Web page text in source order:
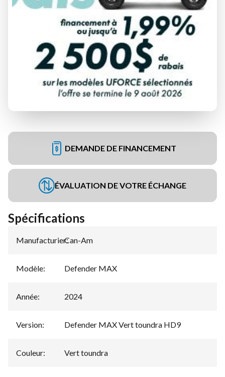
DEMANDE DE FINANCEMENT
ÉVALUATION DE VOTRE ÉCHANGE
Spécifications
Manufacturier:
Can-Am
Modèle: Defender MAX
Année: 2024
Version: Defender MAX Vert toundra HD9
Couleur: Vert toundra